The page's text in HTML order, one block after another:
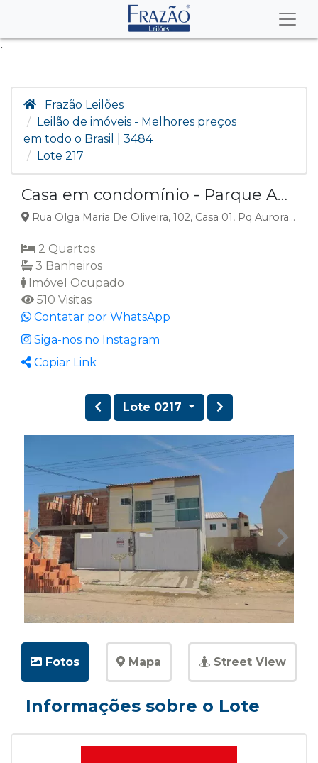
.
Frazão Leilões
Leilão de imóveis - Melhores preços
em todo o Brasil | 3484
Lote 217
Casa em condomínio - Parque Aurora - Campos dos Goytacazes/RJ
Rua Olga Maria De Oliveira, 102, Casa 01, Pq Aurora, Campos dos Goytacazes, RJ
2 Quartos
3 Banheiros
Imóvel Ocupado
510 Visitas
Contatar por WhatsApp
Siga-nos no Instagram
Copiar Link
Lote 0217
Fotos Mapa Street View
Informações sobre o Lote